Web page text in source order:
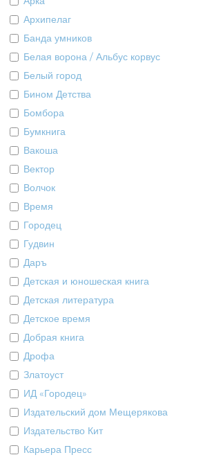
Архипелаг
Банда умников
Белая ворона / Альбус корвус
Белый город
Бином Детства
Бомбора
Бумкнига
Вакоша
Вектор
Волчок
Время
Городец
Гудвин
Даръ
Детская и юношеская книга
Детская литература
Детское время
Добрая книга
Дрофа
Златоуст
ИД «Городец»
Издательский дом Мещерякова
Издательство Кит
Карьера Пресс